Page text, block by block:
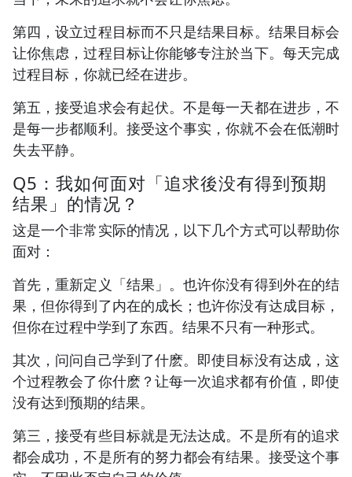
第四，设立过程目标而不只是结果目标。结果目标会
让你焦虑，过程目标让你能够专注於当下。每天完成
过程目标，你就已经在进步。
第五，接受追求会有起伏。不是每一天都在进步，不
是每一步都顺利。接受这个事实，你就不会在低潮时
失去平静。
Q5：我如何面对「追求後没有得到预期
结果」的情况？
这是一个非常实际的情况，以下几个方式可以帮助你
面对：
首先，重新定义「结果」。也许你没有得到外在的结
果，但你得到了内在的成长；也许你没有达成目标，
但你在过程中学到了东西。结果不只有一种形式。
其次，问问自己学到了什麽。即使目标没有达成，这
个过程教会了你什麽？让每一次追求都有价值，即使
没有达到预期的结果。
第三，接受有些目标就是无法达成。不是所有的追求
都会成功，不是所有的努力都会有结果。接受这个事